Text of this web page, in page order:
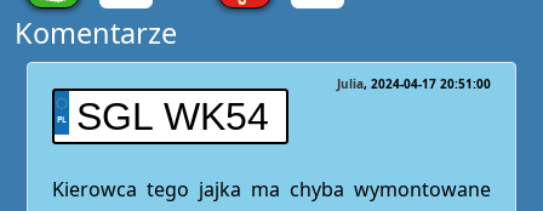
Komentarze
SGL WK54
Julia 2024-04-17 20:51:00
Kierowca tego jajka ma chyba wymontowane